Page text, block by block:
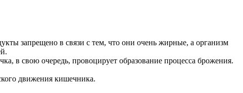
запрещено в связи с тем, что они очень жирные, а организм
в свою очередь, провоцирует образование процесса брожения.
движения кишечника.